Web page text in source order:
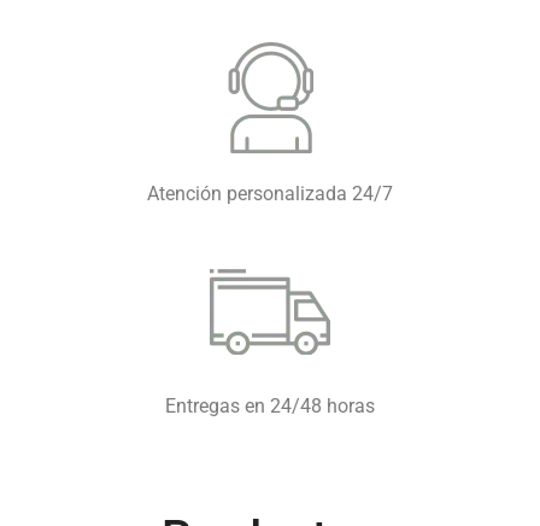
Atención personalizada 24/7
Entregas en 24/48 horas